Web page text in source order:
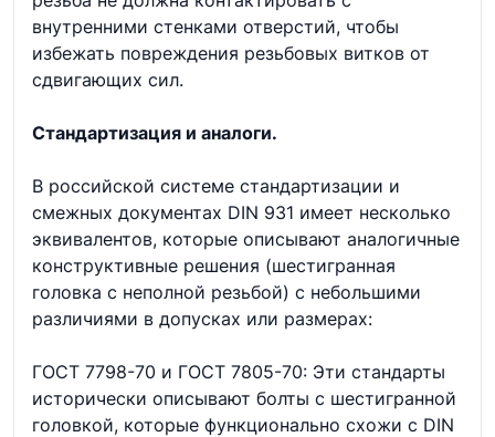
внутренними стенками отверстий, чтобы
избежать повреждения резьбовых витков от
сдвигающих сил.
Стандартизация и аналоги.
В российской системе стандартизации и
смежных документах DIN 931 имеет несколько
эквивалентов, которые описывают аналогичные
конструктивные решения (шестигранная
головка с неполной резьбой) с небольшими
различиями в допусках или размерах:
ГОСТ 7798-70 и ГОСТ 7805-70: Эти стандарты
исторически описывают болты с шестигранной
головкой, которые функционально схожи с DIN